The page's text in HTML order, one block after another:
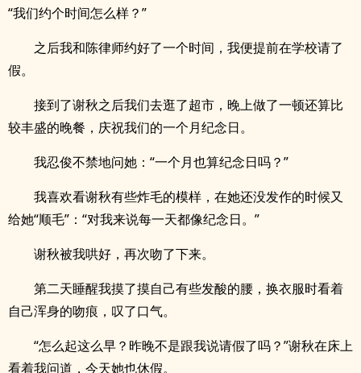
“我们约个时间怎么样？”
之后我和陈律师约好了一个时间，我便提前在学校请了
假。
接到了谢秋之后我们去逛了超市，晚上做了一顿还算比
较丰盛的晚餐，庆祝我们的一个月纪念日。
我忍俊不禁地问她：“一个月也算纪念日吗？”
我喜欢看谢秋有些炸毛的模样，在她还没发作的时候又
给她“顺毛”：“对我来说每一天都像纪念日。”
谢秋被我哄好，再次吻了下来。
第二天睡醒我摸了摸自己有些发酸的腰，换衣服时看着
自己浑身的吻痕，叹了口气。
“怎么起这么早？昨晚不是跟我说请假了吗？”谢秋在床上
看着我问道，今天她也休假。